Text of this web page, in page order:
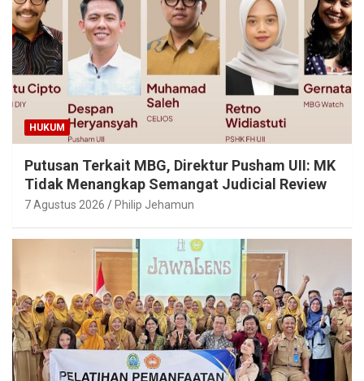
HUKUM
Putusan Terkait MBG, Direktur Pusham UII: MK
Tidak Menangkap Semangat Judicial Review
7 Agustus 2026 Philip Jehamun